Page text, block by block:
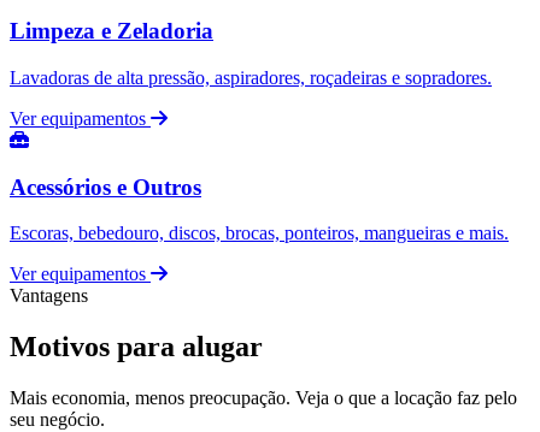
Limpeza e Zeladoria
Lavadoras de alta pressão, aspiradores, roçadeiras e sopradores.
Ver equipamentos
Acessórios e Outros
Escoras, bebedouro, discos, brocas, ponteiros, mangueiras e mais.
Ver equipamentos
Vantagens
Motivos para alugar
Mais economia, menos preocupação. Veja o que a locação faz pelo
seu negócio.